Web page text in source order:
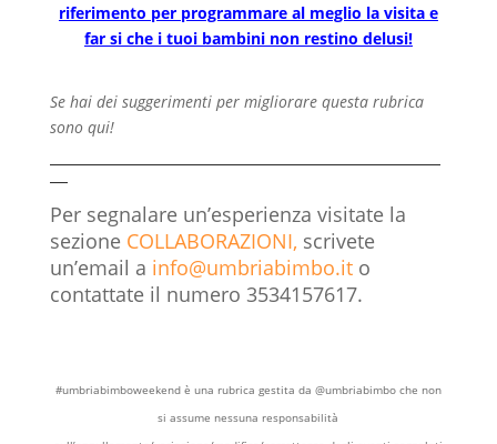
riferimento per programmare al meglio la visita e
far si che i tuoi bambini non restino delusi!
Se hai dei suggerimenti per migliorare questa rubrica
sono qui!
——————————————————————
—
Per segnalare un’esperienza visitate la
sezione COLLABORAZIONI, scrivete
un’email a info@umbriabimbo.ito
contattate il numero 3534157617.
#umbriabimboweekend è una rubrica gestita da @umbriabimbo che non
si assume nessuna responsabilità